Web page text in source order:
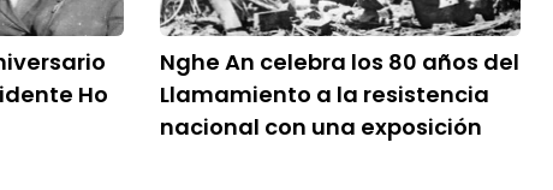
Ho
Nghe An celebra los 80 años del
Llamamiento a la resistencia
nacional con una exposición